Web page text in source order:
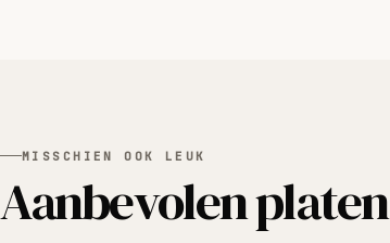
MISSCHIEN OOK LEUK
Aanbevolen platen